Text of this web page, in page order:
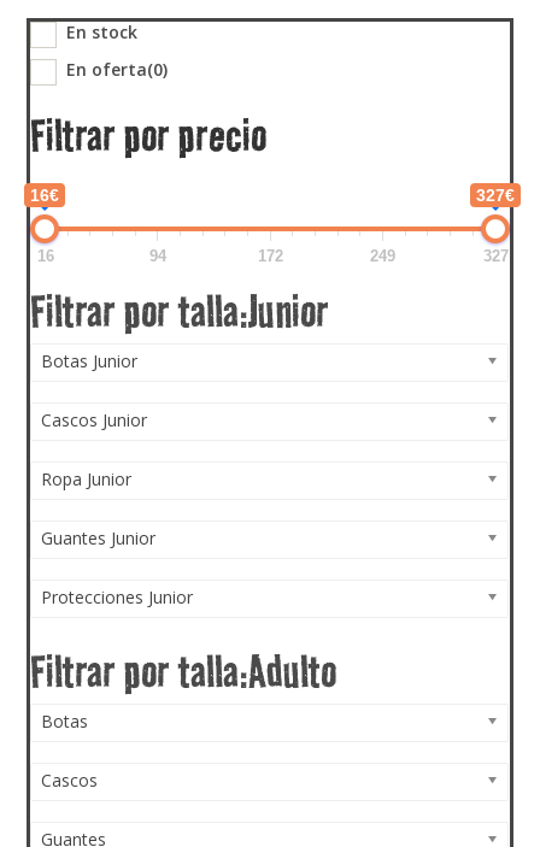
En stock
En oferta(0)
Filtrar por precio
16€ 327€
16 94 172 249 327
Botas Junior
Cascos Junior
Ropa Junior
Guantes Junior
Protecciones Junior
Botas
Cascos
Guantes